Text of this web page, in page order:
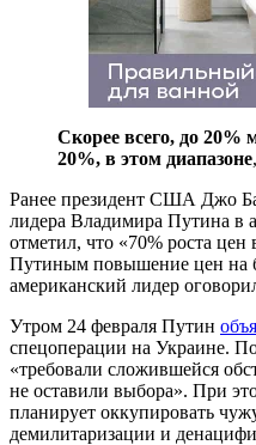
Скорее всего, до 20%
20%, в этом диапазоне
Ранее президент США Джо
лидера Владимира Путина в
отметил, что «70% роста
Путиным повышение цен на
американский лидер
Утром 24 февраля Путин
спецоперации на Украине.
«требовали сложившейся
не оставили выбора». При
планирует оккупировать
демилитаризации и